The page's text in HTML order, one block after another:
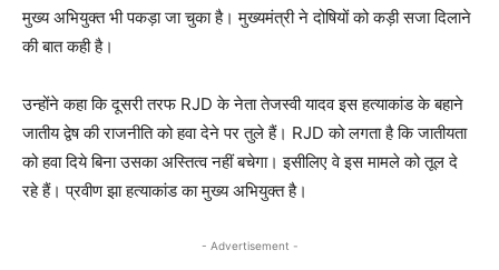
मुख्य अभियुक्त भी पकड़ा जा चुका है। मुख्यमंत्री ने दोषियों को कड़ी सजा दिलाने
की बात कही है।
उन्होंने कहा कि दूसरी तरफ RJD के नेता तेजस्वी यादव इस हत्याकांड के बहाने
जातीय द्वेष की राजनीति को हवा देने पर तुले हैं। RJD को लगता है कि जातीयता
को हवा दिये बिना उसका अस्तित्व नहीं बचेगा। इसीलिए वे इस मामले को तूल दे
रहे हैं। प्रवीण झा हत्याकांड का मुख्य अभियुक्त है।
- Advertisement -